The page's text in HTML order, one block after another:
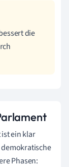
die
ein klar
Phasen: